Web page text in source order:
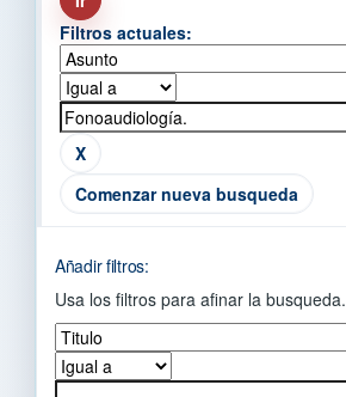
Filtros actuales:
Comenzar nueva busqueda
Añadir filtros:
Usa los filtros para afinar la busqueda.